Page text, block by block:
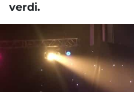
verdi.